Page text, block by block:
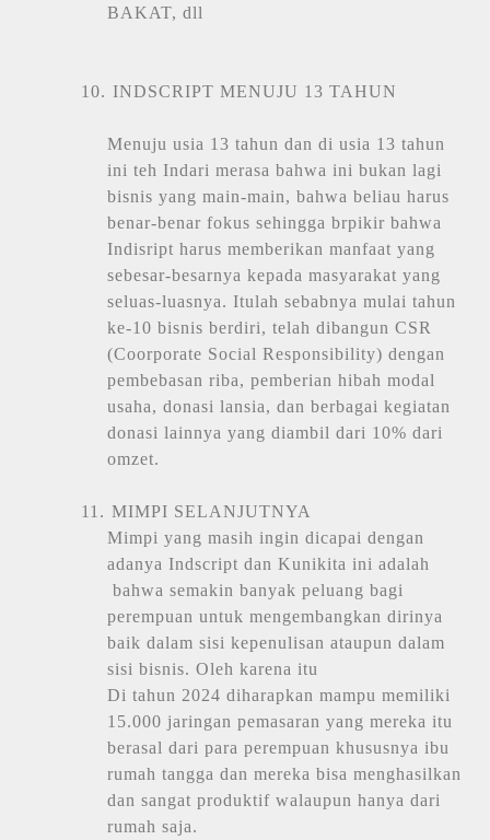
BAKAT, dll
10. INDSCRIPT MENUJU 13 TAHUN
Menuju usia 13 tahun dan di usia 13 tahun
ini teh Indari merasa bahwa ini bukan lagi
bisnis yang main-main, bahwa beliau harus
benar-benar fokus sehingga brpikir bahwa
Indisript harus memberikan manfaat yang
sebesar-besarnya kepada masyarakat yang
seluas-luasnya. Itulah sebabnya mulai tahun
ke-10 bisnis berdiri, telah dibangun CSR
(Coorporate Social Responsibility) dengan
pembebasan riba, pemberian hibah modal
usaha, donasi lansia, dan berbagai kegiatan
donasi lainnya yang diambil dari 10% dari
omzet.
11. MIMPI SELANJUTNYA
Mimpi yang masih ingin dicapai dengan
adanya Indscript dan Kunikita ini adalah
bahwa semakin banyak peluang bagi
perempuan untuk mengembangkan dirinya
baik dalam sisi kepenulisan ataupun dalam
sisi bisnis. Oleh karena itu
Di tahun 2024 diharapkan mampu memiliki
15.000 jaringan pemasaran yang mereka itu
berasal dari para perempuan khususnya ibu
rumah tangga dan mereka bisa menghasilkan
dan sangat produktif walaupun hanya dari
rumah saja.